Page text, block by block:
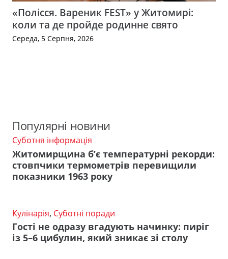
«Полісся. Вареник FEST» у Житомирі:
коли та де пройде родинне свято
Середа, 5 Серпня, 2026
Популярні новини
Суботня інформація
Житомирщина б’є температурні рекорди:
стовпчики термометрів перевищили
показники 1963 року
Кулінарія, Суботні поради
Гості не одразу вгадують начинку: пиріг
із 5–6 цибулин, який зникає зі столу